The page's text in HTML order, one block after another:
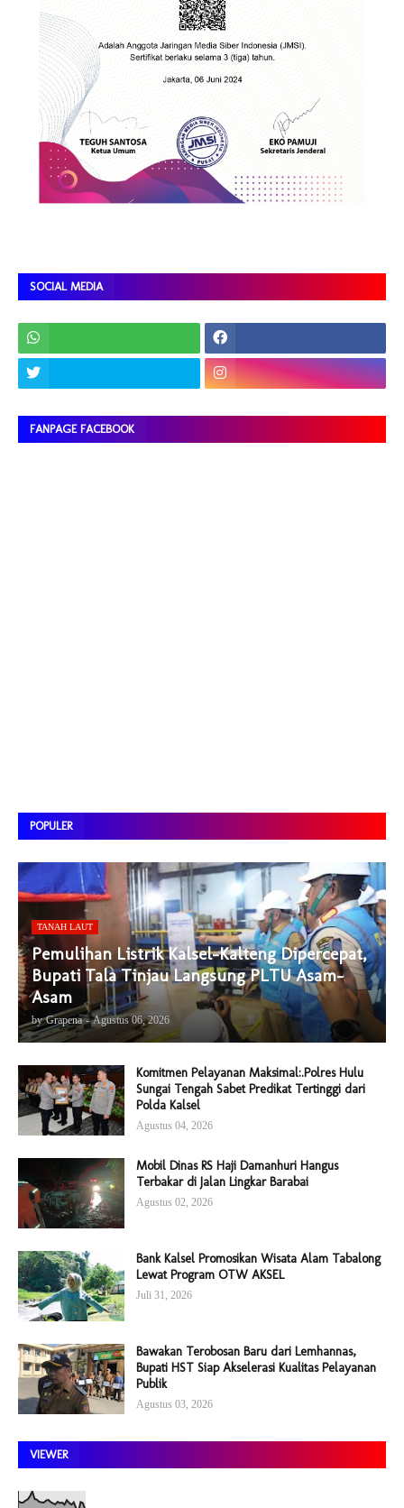
SOCIAL MEDIA
FANPAGE FACEBOOK
POPULER
TANAH LAUT
Pemulihan Listrik Kalsel-Kalteng Dipercepat,
Bupati Tala Tinjau Langsung PLTU Asam-
Asam
by Grapena - Agustus 06, 2026
Komitmen Pelayanan Maksimal:.Polres Hulu
Sungai Tengah Sabet Predikat Tertinggi dari
Polda Kalsel
Agustus 04, 2026
Mobil Dinas RS Haji Damanhuri Hangus
Terbakar di Jalan Lingkar Barabai
Agustus 02, 2026
Bank Kalsel Promosikan Wisata Alam Tabalong
Lewat Program OTW AKSEL
Juli 31, 2026
Bawakan Terobosan Baru dari Lemhannas,
Bupati HST Siap Akselerasi Kualitas Pelayanan
Publik
Agustus 03, 2026
VIEWER